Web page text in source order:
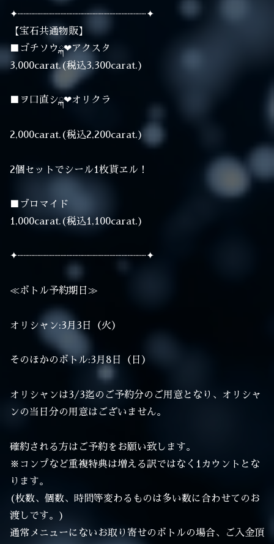
✦┈┈┈┈┈┈┈┈┈┈┈┈┈┈┈┈┈┈┈┈┈✦
【宝石共通物販】
■ゴチソウྐ❤︎アクスタ
3,000carat.(税込3,300carat.)
■ヲ口直シྐ❤︎オリクラ
2,000carat.(税込2,200carat.)
2個セットでシール1枚貰ヱル！
■ブロマイド
1,000carat.(税込1,100carat.)
✦┈┈┈┈┈┈┈┈┈┈┈┈┈┈┈┈┈┈┈┈┈✦
≪ボトル予約期日≫
オリシャン:3月3日（火）
そのほかのボトル:3月8日（日）
オリシャンは3/3迄のご予約分のご用意となり、オリシャ
ンの当日分の用意はございません。
確約される方はご予約をお願い致します。
※コンプなど重複特典は増える訳ではなく1カウントとな
ります。
(枚数、個数、時間等変わるものは多い数に合わせてのお
渡しです。)
通常メニューにないお取り寄せのボトルの場合、ご入金頂